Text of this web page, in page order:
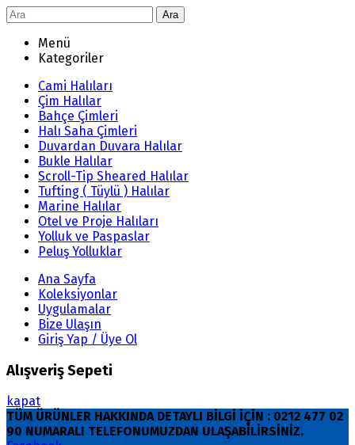
Ara
Menü
Kategoriler
Cami Halıları
Çim Halılar
Bahçe Çimleri
Halı Saha Çimleri
Duvardan Duvara Halılar
Bukle Halılar
Scroll-Tip Sheared Halılar
Tufting ( Tüylü ) Halılar
Marine Halılar
Otel ve Proje Halıları
Yolluk ve Paspaslar
Peluş Yolluklar
Ana Sayfa
Koleksiyonlar
Uygulamalar
Bize Ulaşın
Giriş Yap / Üye Ol
Alışveriş Sepeti
kapat
TÜM ÜRÜNLER HAKKINDA DETAYLI BİLGİ İÇİN : 0212 477 02
90 NUMARALI TELEFONUMUZDAN ULAŞABİLİRSİNİZ.